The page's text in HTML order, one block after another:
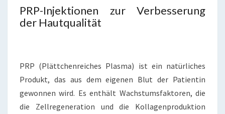
PRP-Injektionen zur Verbesserung
der Hautqualität
PRP (Plättchenreiches Plasma) ist ein natürliches
Produkt, das aus dem eigenen Blut der Patientin
gewonnen wird. Es enthält Wachstumsfaktoren, die
die Zellregeneration und die Kollagenproduktion